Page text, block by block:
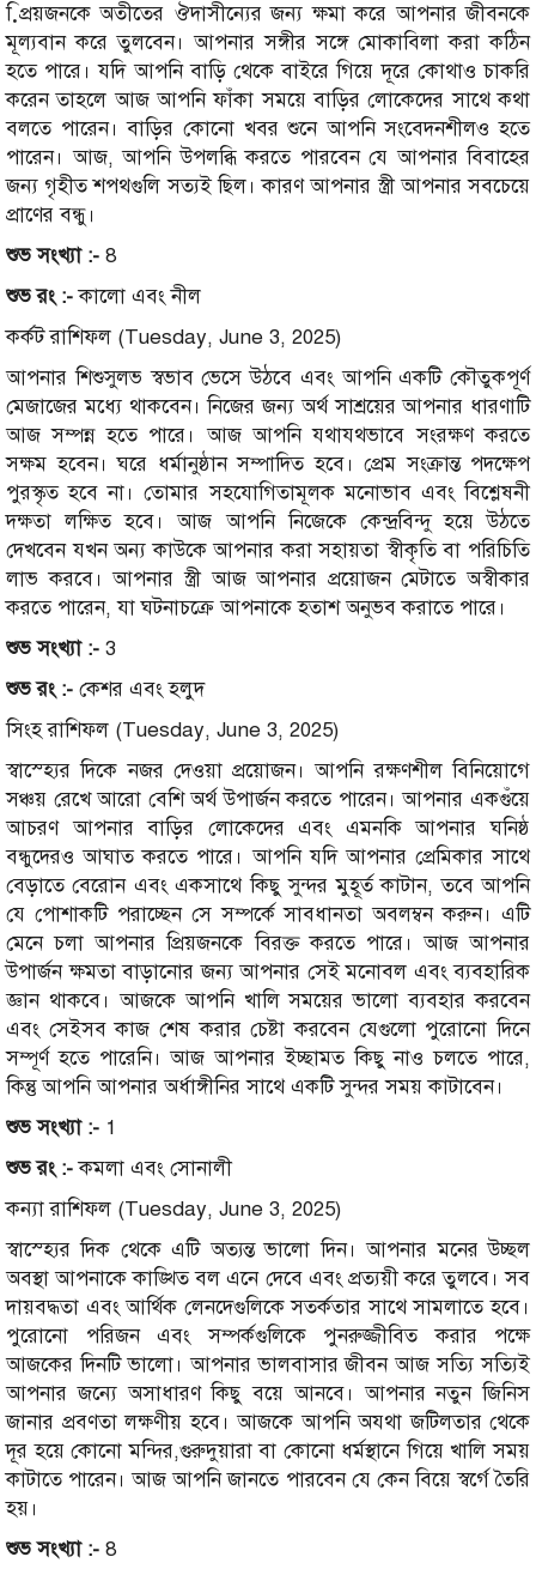
প্রি়য়জনকে অতীতের ঔদাসীন্যের জন্য ক্ষমা করে আপনার জীবনকে
মূল্যবান করে তুলবেন। আপনার সঙ্গীর সঙ্গে মোকাবিলা করা কঠিন
হতে পারে। যদি আপনি বাড়ি থেকে বাইরে গিয়ে দূরে কোথাও চাকরি
করেন তাহলে আজ আপনি ফাঁকা সময়ে বাড়ির লোকেদের সাথে কথা
বলতে পারেন। বাড়ির কোনো খবর শুনে আপনি সংবেদনশীলও হতে
পারেন। আজ, আপনি উপলব্ধি করতে পারবেন যে আপনার বিবাহের
জন্য গৃহীত শপথগুলি সত্যই ছিল। কারণ আপনার স্ত্রী আপনার সবচেয়ে
প্রাণের বন্ধু।
শুভ সংখ্যা :- 8
শুভ রং :-কালো এবং নীল
কর্কট রাশিফল (Tuesday, June 3, 2025)
আপনার শিশুসুলভ স্বভাব ভেসে উঠবে এবং আপনি একটি কৌতুকপূর্ণ
মেজাজের মধ্যে থাকবেন। নিজের জন্য অর্থ সাশ্রয়ের আপনার ধারণাটি
আজ সম্পন্ন হতে পারে। আজ আপনি যথাযথভাবে সংরক্ষণ করতে
সক্ষম হবেন। ঘরে ধর্মানুষ্ঠান সম্পাদিত হবে। প্রেম সংক্রান্ত পদক্ষেপ
পুরস্কৃত হবে না। তোমার সহযোগিতামূলক মনোভাব এবং বিশ্লেষনী
দক্ষতা লক্ষিত হবে। আজ আপনি নিজেকে কেন্দ্রবিন্দু হয়ে উঠতে
দেখবেন যখন অন্য কাউকে আপনার করা সহায়তা স্বীকৃতি বা পরিচিতি
লাভ করবে। আপনার স্ত্রী আজ আপনার প্রয়োজন মেটাতে অস্বীকার
করতে পারেন, যা ঘটনাচক্রে আপনাকে হতাশ অনুভব করাতে পারে।
শুভ সংখ্যা :- 3
শুভ রং :- কেশর এবং হলুদ
সিংহ রাশিফল (Tuesday, June 3, 2025)
স্বাস্হ্যের দিকে নজর দেওয়া প্রয়োজন। আপনি রক্ষণশীল বিনিয়োগে
সঞ্চয় রেখে আরো বেশি অর্থ উপার্জন করতে পারেন। আপনার একগুঁয়ে
আচরণ ​​আপনার বাড়ির লোকেদের এবং এমনকি আপনার ঘনিষ্ঠ
বন্ধুদেরও আঘাত করতে পারে। আপনি যদি আপনার প্রেমিকার সাথে
বেড়াতে বেরোন এবং একসাথে কিছু সুন্দর মুহূর্ত কাটান, তবে আপনি
যে পোশাকটি পরাচ্ছেন সে সম্পর্কে সাবধানতা অবলম্বন করুন। এটি
মেনে চলা আপনার প্রিয়জনকে বিরক্ত করতে পারে। আজ আপনার
উপার্জন ক্ষমতা বাড়ানোর জন্য আপনার সেই মনোবল এবং ব্যবহারিক
জ্ঞান থাকবে। আজকে আপনি খালি সময়ের ভালো ব্যবহার করবেন
এবং সেইসব কাজ শেষ করার চেষ্টা করবেন যেগুলো পুরোনো দিনে
সম্পূর্ণ হতে পারেনি। আজ আপনার ইচ্ছামত কিছু নাও চলতে পারে,
কিন্তু আপনি আপনার অর্ধাঙ্গীনির সাথে একটি সুন্দর সময় কাটাবেন।
শুভ সংখ্যা :- 1
শুভ রং :-কমলা এবং সোনালী
কন্যা রাশিফল (Tuesday, June 3, 2025)
স্বাস্হ্যের দিক থেকে এটি অত্যন্ত ভালো দিন। আপনার মনের উচ্ছল
অবস্থা আপনাকে কাঙ্খিত বল এনে দেবে এবং প্রত্যয়ী করে তুলবে। সব
দায়বদ্ধতা এবং আর্থিক লেনদেগুলিকে সতর্কতার সাথে সামলাতে হবে।
পুরোনো পরিজন এবং সম্পর্কগুলিকে পুনরুজ্জীবিত করার পক্ষে
আজকের দিনটি ভালো। আপনার ভালবাসার জীবন আজ সত্যি সত্যিই
আপনার জন্যে অসাধারণ কিছু বয়ে আনবে। আপনার নতুন জিনিস
জানার প্রবণতা লক্ষণীয় হবে। আজকে আপনি অযথা জটিলতার থেকে
দূর হয়ে কোনো মন্দির,গুরুদুয়ারা বা কোনো ধর্মস্থানে গিয়ে খালি সময়
কাটাতে পারেন। আজ আপনি জানতে পারবেন যে কেন বিয়ে স্বর্গে তৈরি
হয়।
শুভ সংখ্যা :- 8